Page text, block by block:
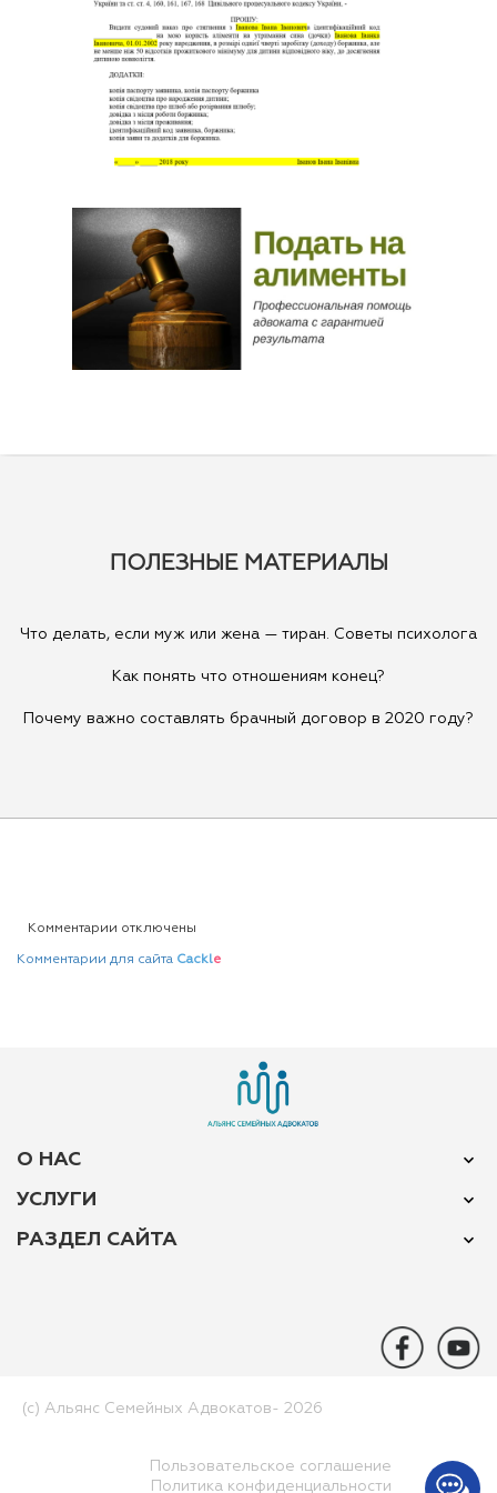
ПОЛЕЗНЫЕ МАТЕРИАЛЫ
Что делать, если муж или жена — тиран. Советы психолога
Как понять что отношениям конец?
Почему важно составлять брачный договор в 2020 году?
Комментарии отключены
Комментарии для сайта Cackle
О НАС
УСЛУГИ
РАЗДЕЛ САЙТА
(c) Альянс Семейных Адвокатов-­ 2026
Пользовательское соглашение
Политика конфиденциальности